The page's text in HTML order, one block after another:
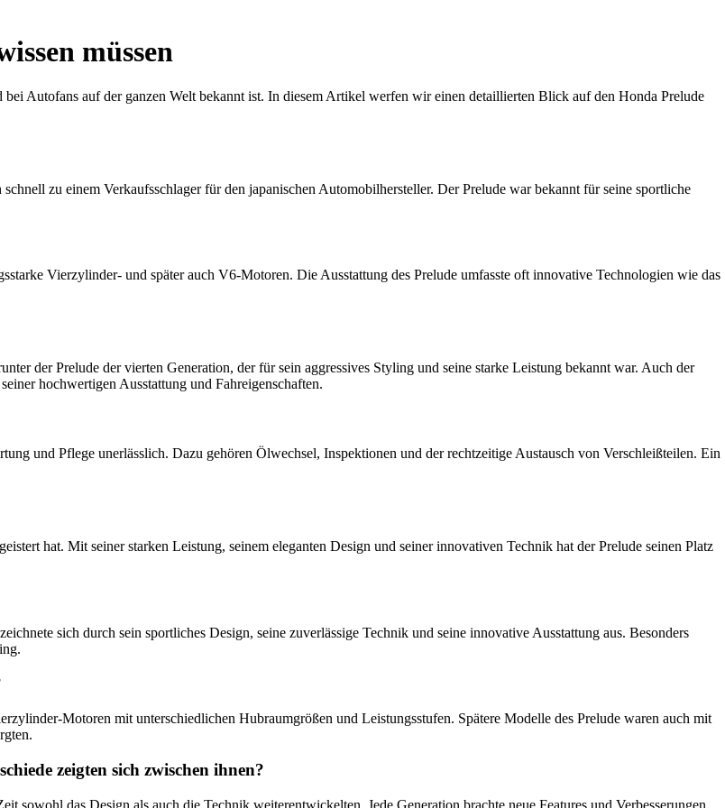
müssen
Autofans auf der ganzen Welt bekannt ist. In diesem Artikel werfen wir einen detaillierten Blick auf den Honda Prelude
zu einem Verkaufsschlager für den japanischen Automobilhersteller. Der Prelude war bekannt für seine sportliche
Vierzylinder- und später auch V6-Motoren. Die Ausstattung des Prelude umfasste oft innovative Technologien wie das
der Prelude der vierten Generation, der für sein aggressives Styling und seine starke Leistung bekannt war. Auch der
hochwertigen Ausstattung und Fahreigenschaften.
und Pflege unerlässlich. Dazu gehören Ölwechsel, Inspektionen und der rechtzeitige Austausch von Verschleißteilen. Ein
hat. Mit seiner starken Leistung, seinem eleganten Design und seiner innovativen Technik hat der Prelude seinen Platz
sich durch sein sportliches Design, seine zuverlässige Technik und seine innovative Ausstattung aus. Besonders
Motoren mit unterschiedlichen Hubraumgrößen und Leistungsstufen. Spätere Modelle des Prelude waren auch mit
zeigten sich zwischen ihnen?
das Design als auch die Technik weiterentwickelten. Jede Generation brachte neue Features und Verbesserungen